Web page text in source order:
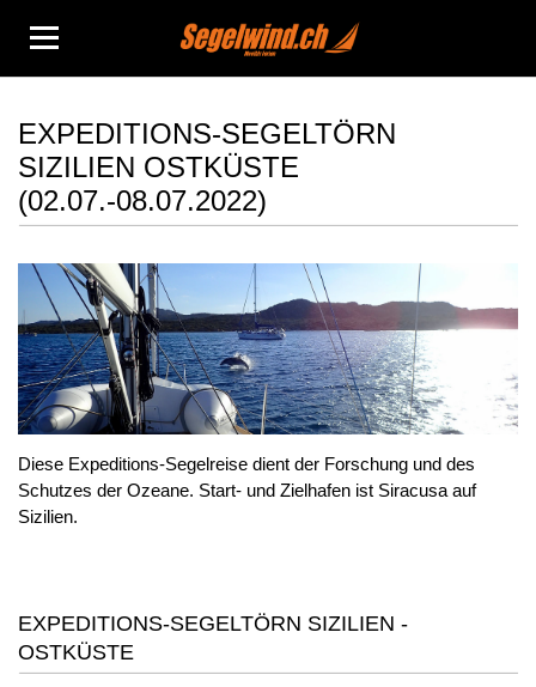
EXPEDITIONS-SEGELTÖRN
SIZILIEN OSTKÜSTE
(02.07.-08.07.2022)
Diese Expeditions-Segelreise dient der Forschung und des
Schutzes der Ozeane. Start- und Zielhafen ist Siracusa auf
Sizilien.
EXPEDITIONS-SEGELTÖRN SIZILIEN -
OSTKÜSTE
Mitsegeln
Yachtcharter
Hausboot
Reiseberichte
Info
Kontakt